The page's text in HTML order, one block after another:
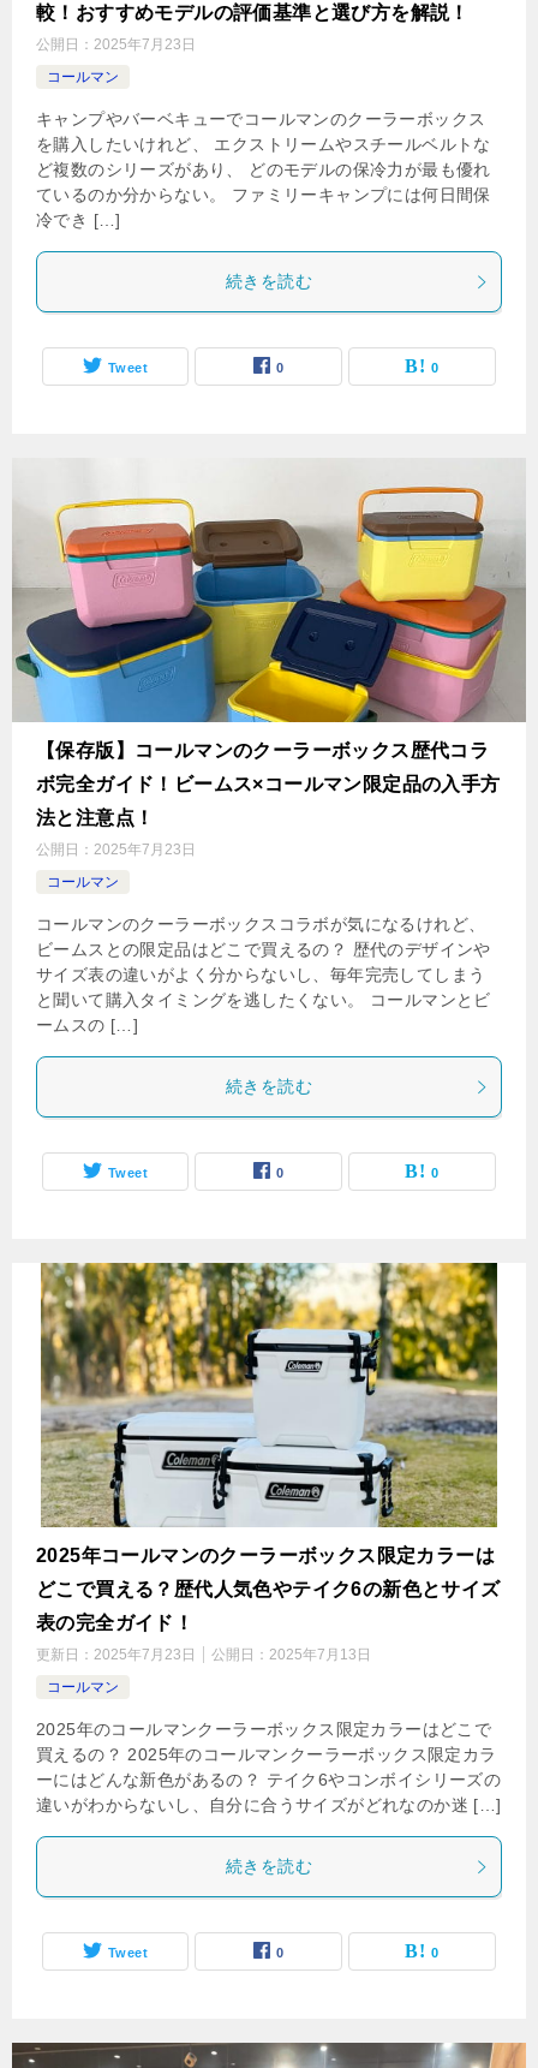
較！おすすめモデルの評価基準と選び方を解説！
公開日： 2025年7月23日
コールマン
キャンプやバーベキューでコールマンのクーラーボックス
を購入したいけれど、 エクストリームやスチールベルトな
ど複数のシリーズがあり、 どのモデルの保冷力が最も優れ
ているのか分からない。 ファミリーキャンプには何日間保
冷でき […]
続きを読む
Tweet 0 0
【保存版】コールマンのクーラーボックス歴代コラ
ボ完全ガイド！ビームス×コールマン限定品の入手方
法と注意点！
公開日： 2025年7月23日
コールマン
コールマンのクーラーボックスコラボが気になるけれど、
ビームスとの限定品はどこで買えるの？ 歴代のデザインや
サイズ表の違いがよく分からないし、毎年完売してしまう
と聞いて購入タイミングを逃したくない。 コールマンとビ
ームスの […]
続きを読む
Tweet 0 0
2025年コールマンのクーラーボックス限定カラーは
どこで買える？歴代人気色やテイク6の新色とサイズ
表の完全ガイド！
更新日： 2025年7月23日 公開日： 2025年7月13日
コールマン
2025年のコールマンクーラーボックス限定カラーはどこで
買えるの？ 2025年のコールマンクーラーボックス限定カラ
ーにはどんな新色があるの？ テイク6やコンボイシリーズの
違いがわからないし、自分に合うサイズがどれなのか迷 […]
続きを読む
Tweet 0 0